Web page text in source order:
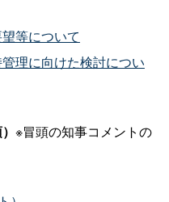
等について
理に向けた検討につい
※冒頭の知事コメントの